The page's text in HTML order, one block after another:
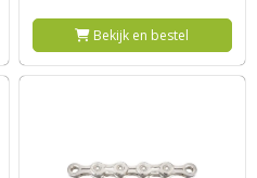
Bekijk en bestel